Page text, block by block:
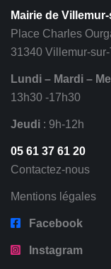
Mairie de
Place Charles
31340 Villemur-sur-
Lundi – Mardi –
13h30 -17h30
Jeudi : 9h-12h
05 61 37 61 20
Contactez-nous
Mentions légales
Facebook
Instagram